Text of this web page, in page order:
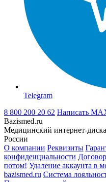
Telegram
8 800 200 20 62 Написать
Bazismed.ru
Медицинский интернет-
России
О компании Реквизиты
конфиденциальности
потом! Удаление аккаунта в
bazismed.ru Система